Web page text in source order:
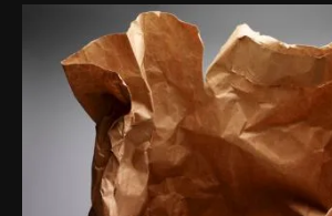
nowość
Quality